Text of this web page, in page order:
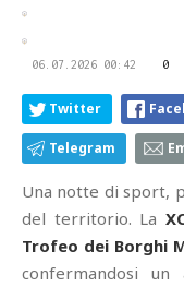
06.07.2026 00:42 0
Twitter
Telegram
Una notte di sport,
del territorio. La
Trofeo dei Borghi
confermandosi